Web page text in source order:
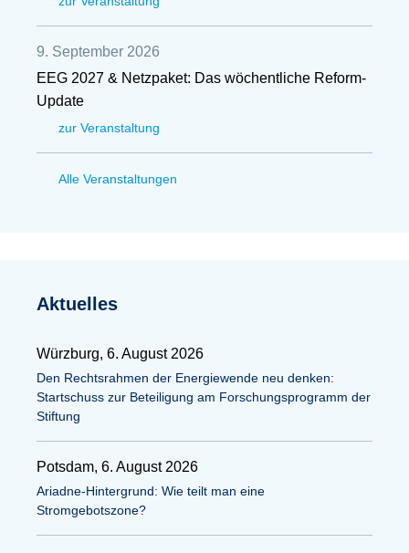
9. September 2026
EEG 2027 & Netzpaket: Das wöchentliche Reform-
Update
zur Veranstaltung
Alle Veranstaltungen
Aktuelles
Würzburg, 6. August 2026
Den Rechtsrahmen der Energiewende neu denken:
Startschuss zur Beteiligung am Forschungsprogramm der
Stiftung
Potsdam, 6. August 2026
Ariadne-Hintergrund: Wie teilt man eine
Stromgebotszone?